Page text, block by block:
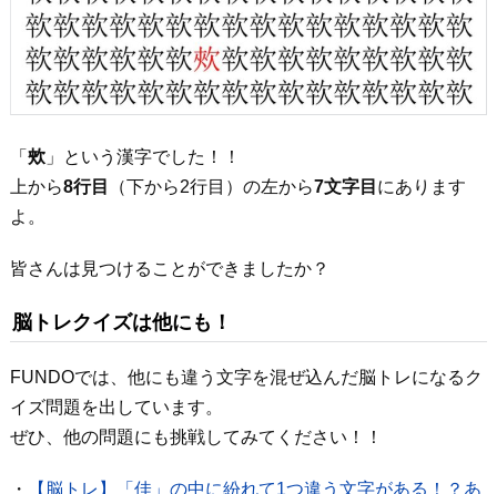
「 㰰」という漢字でした！！
上から8行目 （下から2行目）の左から7文字目 にあります
よ。
皆さんは見つけることができましたか？
脳トレクイズは他にも！
FUNDOでは、他にも違う文字を混ぜ込んだ脳トレになるク
イズ問題を出しています。
ぜひ、他の問題にも挑戦してみてください！！
・ 【脳トレ】「佳」の中に紛れて1つ違う文字がある！？あ